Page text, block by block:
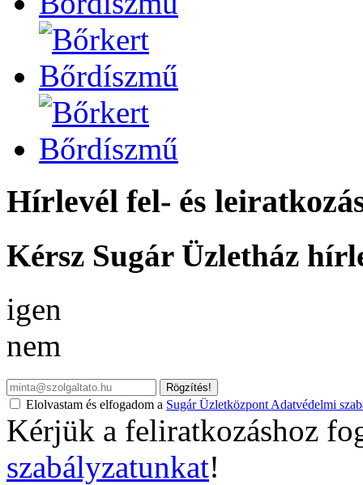
Hírlevél fel- és
Kérsz Sugár Üzletház
igen
nem
Rögzítés!
Elolvastam és elfogadom a Sugár Üzletközpont Adatvédelmi
Kérjük a feliratkozáshoz
szabályzatunkat!